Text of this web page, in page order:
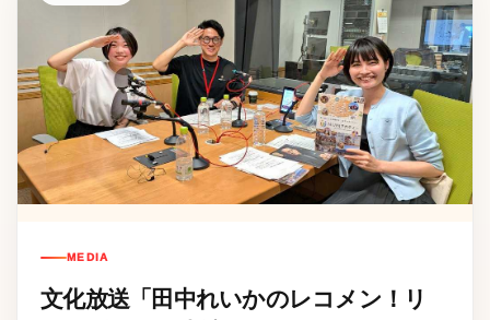
MEDIA
文化放送「田中れいかのレコメン！リ